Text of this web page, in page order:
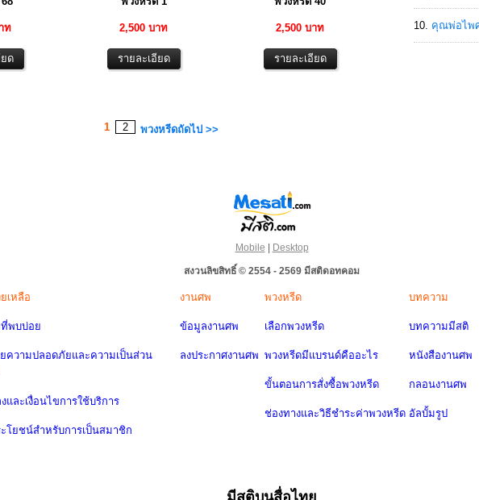
ท 2,500 บาท 2,500 บาท
1 2 พวงหรีดถัดไป >>
คุณพ่อไพ
Mobile | Desktop
สงวนลิขสิทธิ์ © 2554 - 2569 มีสติดอทคอม
เหลือ
พบบ่อย
ความปลอดภัยและความเป็นส่วน
และเงื่อนไขการใช้บริการ
โยชน์สำหรับการเป็นสมาชิก
งานศพ
ข้อมูลงานศพ
ลงประกาศงานศพ
พวงหรีด
เลือกพวงหรีด
พวงหรีดมีแบรนด์คืออะไร
ขั้นตอนการสั่งซื้อพวงหรีด
ช่องทางและวิธีชำระค่าพวงหรีด
บทความ
บทความมีสติ
หนังสืองานศพ
กลอนงานศพ
อัลบั้มรูป
มีสติบนสื่อไทย